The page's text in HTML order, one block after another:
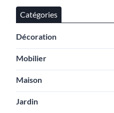
Catégories
Décoration
Mobilier
Maison
Jardin